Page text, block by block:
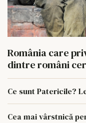
România care
dintre români
oamenii fără
Ce sunt Patericile?
Cea mai vârstnică